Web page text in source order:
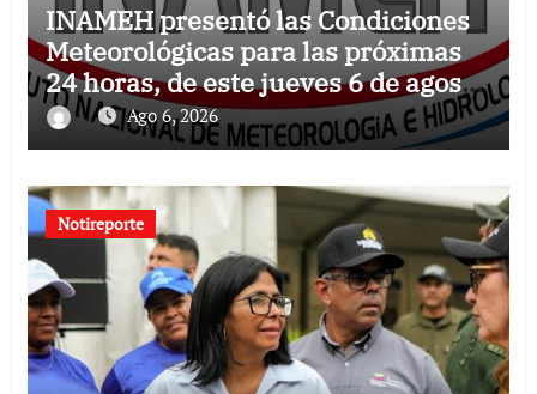
INAMEH presentó las Condiciones
Meteorológicas para las próximas
24 horas, de este jueves 6 de agosto
2026
Ago 6, 2026
Notireporte